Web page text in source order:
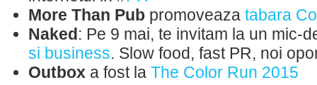
More Than Pub promoveaza tabara
Naked: Pe 9 mai, te invitam la un mic-
si business. Slow food, fast PR, noi
Outbox a fost la The Color Run 2015